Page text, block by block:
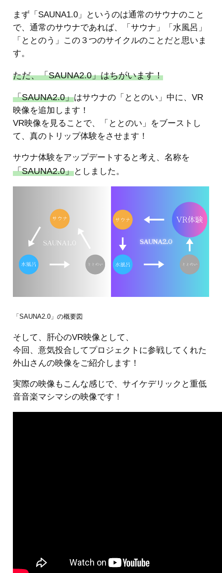
まず「SAUNA1.0」というのは通常のサウナのこと
で、通常のサウナであれば、「サウナ」「水風呂」
「ととのう」この３つのサイクルのことだと思いま
す。
ただ、「SAUNA2.0」はちがいます！
「SAUNA2.0」はサウナの「ととのい」中に、VR
映像を追加します！
VR映像を見ることで、「ととのい」をブーストし
て、真のトリップ体験をさせます！
サウナ体験をアップデートすると考え、名称を
「SAUNA2.0」としました。
「SAUNA2.0」の概要図
そして、肝心のVR映像として、
今回、意気投合してプロジェクトに参戦してくれた
外山さんの映像をご紹介します！
実際の映像もこんな感じで、サイケデリックと重低
音音楽マシマシの映像です！